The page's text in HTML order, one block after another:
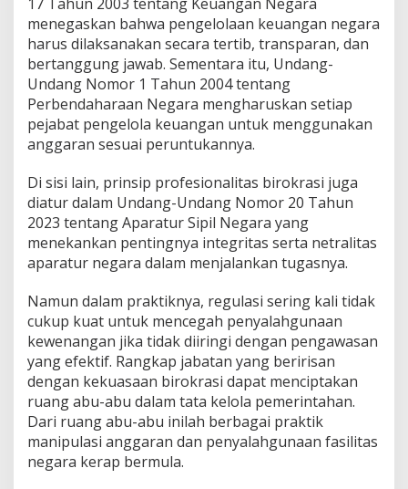
menegaskan bahwa pengelolaan keuangan negara
harus dilaksanakan secara tertib, transparan, dan
bertanggung jawab. Sementara itu, Undang-
Undang Nomor 1 Tahun 2004 tentang
Perbendaharaan Negara mengharuskan setiap
pejabat pengelola keuangan untuk menggunakan
anggaran sesuai peruntukannya.
Di sisi lain, prinsip profesionalitas birokrasi juga
diatur dalam Undang-Undang Nomor 20 Tahun
2023 tentang Aparatur Sipil Negara yang
menekankan pentingnya integritas serta netralitas
aparatur negara dalam menjalankan tugasnya.
Namun dalam praktiknya, regulasi sering kali tidak
cukup kuat untuk mencegah penyalahgunaan
kewenangan jika tidak diiringi dengan pengawasan
yang efektif. Rangkap jabatan yang beririsan
dengan kekuasaan birokrasi dapat menciptakan
ruang abu-abu dalam tata kelola pemerintahan.
Dari ruang abu-abu inilah berbagai praktik
manipulasi anggaran dan penyalahgunaan fasilitas
negara kerap bermula.